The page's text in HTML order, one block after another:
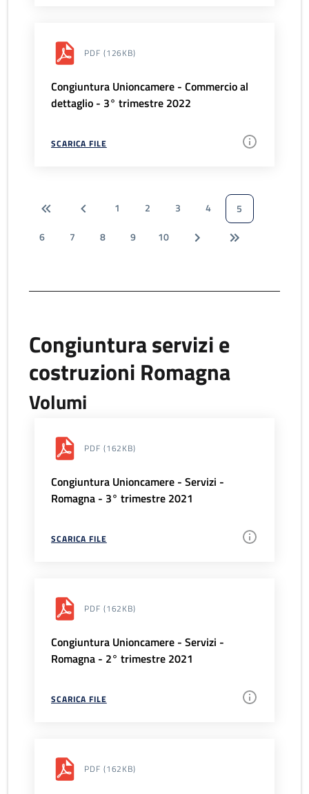
PDF (126KB)
Congiuntura Unioncamere - Commercio al
dettaglio - 3° trimestre 2022
SCARICA FILE
1 2 3 4
5
6
7 8 9 10
Congiuntura servizi e
costruzioni Romagna
Volumi
PDF (162KB)
Congiuntura Unioncamere - Servizi -
Romagna - 3° trimestre 2021
SCARICA FILE
PDF (162KB)
Congiuntura Unioncamere - Servizi -
Romagna - 2° trimestre 2021
SCARICA FILE
PDF (162KB)